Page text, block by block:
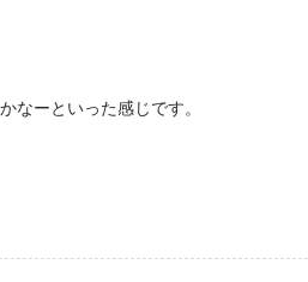
なーといった感じです。